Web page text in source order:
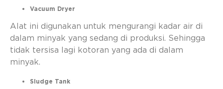
Vacuum Dryer
Alat ini digunakan untuk mengurangi kadar air di
dalam minyak yang sedang di produksi. Sehingga
tidak tersisa lagi kotoran yang ada di dalam
minyak.
Sludge Tank